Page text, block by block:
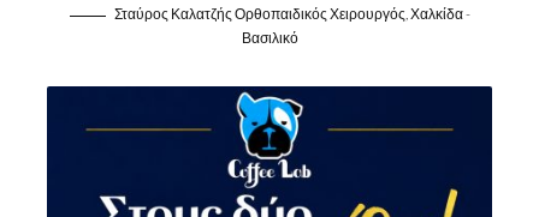
Σταύρος Καλατζής Ορθοπαιδικός Χειρουργός, Χαλκίδα -
Βασιλικό